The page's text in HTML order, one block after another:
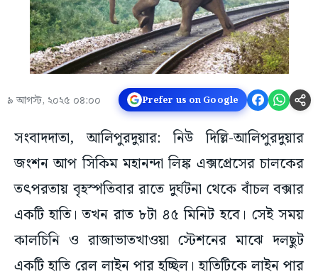
৯ আগস্ট, ২০২৫ ০৪:০০ Prefer us on Google
সংবাদদাতা, আলিপুরদুয়ার: নিউ দিল্লি-আলিপুরদুয়ার
জংশন আপ সিকিম মহানন্দা লিঙ্ক এক্সপ্রেসের চালকের
তৎপরতায় বৃহস্পতিবার রাতে দুর্ঘটনা থেকে বাঁচল বক্সার
একটি হাতি। তখন রাত ৮টা ৪৫ মিনিট হবে। সেই সময়
কালচিনি ও রাজাভাতখাওয়া স্টেশনের মাঝে দলছুট
একটি হাতি রেল লাইন পার হচ্ছিল। হাতিটিকে লাইন পার